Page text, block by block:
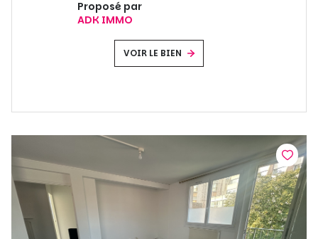
Proposé par
ADK IMMO
VOIR LE BIEN